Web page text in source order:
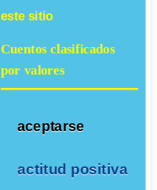
este sitio
Cuentos clasificados
por valores
aceptarse
actitud positiva